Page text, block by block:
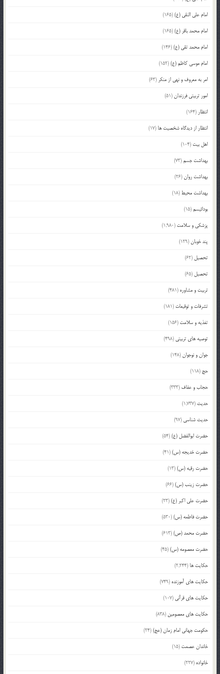
امام علی النقی (ع)(165)
امام محمد باقر (ع)(165)
امام محمد تقی (ع)(146)
امام موسی کاظم (ع)(152)
امر به معروف و نهی از منکر (63)
امور تربیتی فرزندان(51)
انتظار (164)
انتظار از دیدگاه شخصیت ها (17)
اهل بیت (104)
بهداشت جسم(73)
بهداشت روان(26)
بهداشت محیط (18)
بودائیسم(15)
پزشکی و سلامت (1,980)
پند خوبان(129)
تحصیل (62)
تحصیل (65)
تربیت و مشاوره (481)
تشرفات و توقیعات (181)
تغذیه و سلامت (156)
توصیه های تربیتی (498)
جوان و نوجوان(148)
حج (118)
حجاب و عفاف (333)
حدیث (1,737)
حدیث شناسی (97)
حضرت ابوالفضل (ع)(54)
حضرت خدیجه (س)(41)
حضرت رقیه (س)(13)
حضرت زینب (س)(66)
حضرت علی اکبر (ع)(23)
حضرت فاطمه (س)(530)
حضرت محمد (ص)(613)
حضرت معصومه (س)(45)
حکایت ها (2,244)
حکایت های آموزنده (749)
حکایت های قرآنی (107)
حکایت های معصومین (838)
حکومت جهانی امام زمان (عج)(24)
خاندان عصمت (15)
خانواده (227)